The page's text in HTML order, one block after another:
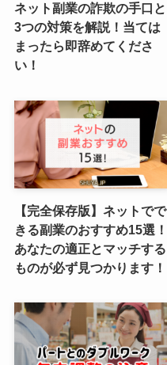
ネット副業の詐欺の手口と
3つの対策を解説！当ては
まったら即辞めてくださ
い！
【完全保存版】ネットでで
きる副業のおすすめ15選！
あなたの適正とマッチする
ものが必ず見つかります！